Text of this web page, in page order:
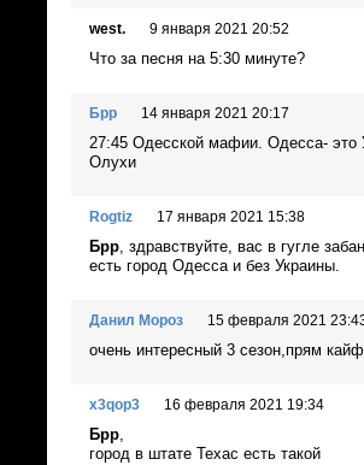
west. 9 января 2021 20:52
Что за песня на 5:30 минуте?
Брр 14 января 2021 20:17
27:45 Одесской мафии. Одесса- это
Олухи
Rogtiz 17 января 2021 15:38
Брр, здравствуйте, вас в гугле
есть город Одесса и без Украины.
Данил Мороз 15 февраля 2021
очень интересный 3 сезон,прям кайф
x3qop3 16 февраля 2021 19:34
Брр,
город в штате Техас есть такой